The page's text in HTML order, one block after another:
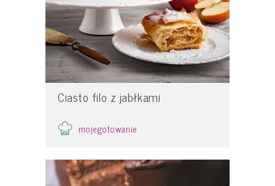
Ciasto filo z jabłkami
mojegotowanie